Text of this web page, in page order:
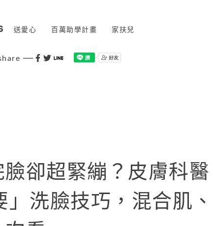
送愛心 百萬助學計畫 家扶兒
卻超緊繃？皮膚科醫
洗臉技巧，混合肌、